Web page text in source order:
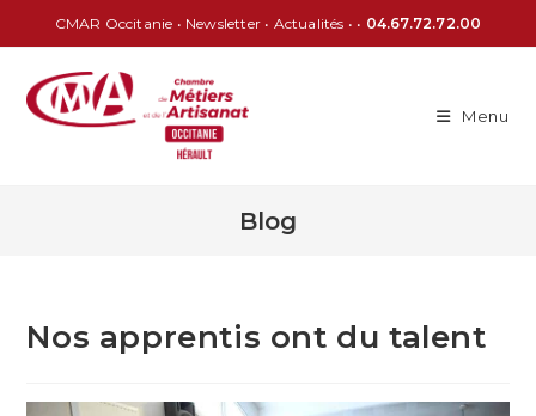
CMAR Occitanie • Newsletter • Actualités • • 04.67.72.72.00
Menu
Blog
Nos apprentis ont du talent